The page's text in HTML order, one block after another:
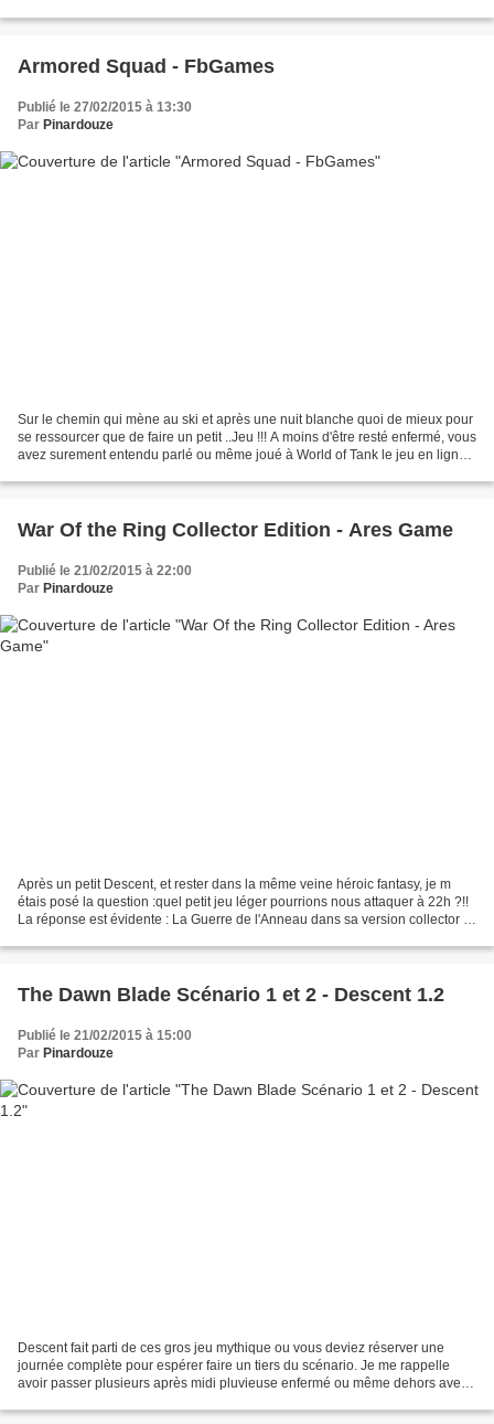
Armored Squad - FbGames
Publié le 27/02/2015 à 13:30
Par Pinardouze
Sur le chemin qui mène au ski et après une nuit blanche quoi de mieux pour
se ressourcer que de faire un petit ..Jeu !!! A moins d'être resté enfermé, vous
avez surement entendu parlé ou même joué à World of Tank le jeu en ligne
War Of the Ring Collector Edition - Ares Game
Publié le 21/02/2015 à 22:00
Par Pinardouze
Après un petit Descent, et rester dans la même veine héroic fantasy, je m
étais posé la question :quel petit jeu léger pourrions nous attaquer à 22h ?!!
La réponse est évidente : La Guerre de l'Anneau dans sa version collector !!!,
The Dawn Blade Scénario 1 et 2 - Descent 1.2
Publié le 21/02/2015 à 15:00
Par Pinardouze
Descent fait parti de ces gros jeu mythique ou vous deviez réserver une
journée complète pour espérer faire un tiers du scénario. Je me rappelle
avoir passer plusieurs après midi pluvieuse enfermé ou même dehors avec